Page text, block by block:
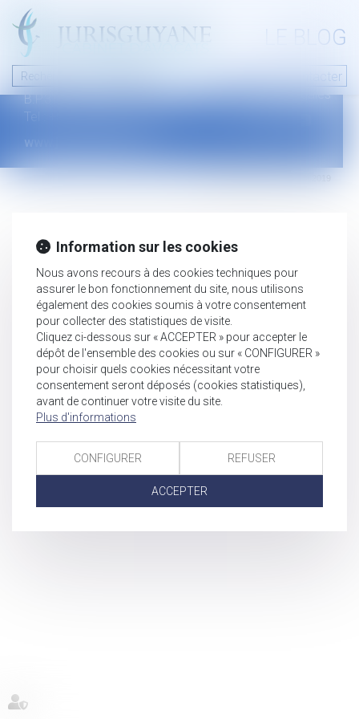
LE BLOG
Nous contacter
46 avenue de la liberté
B.P.315 - 97327 Cayenne Cedex
Tel : +594 594 29 45 35
www.jurisguyane.com
Mentions légales
Information sur les cookies
Nous avons recours à des cookies techniques pour
assurer le bon fonctionnement du site, nous utilisons
également des cookies soumis à votre consentement
pour collecter des statistiques de visite.
Cliquez ci-dessous sur « ACCEPTER » pour accepter le
dépôt de l'ensemble des cookies ou sur « CONFIGURER »
pour choisir quels cookies nécessitant votre
consentement seront déposés (cookies statistiques),
avant de continuer votre visite du site.
Plus d'informations
CONFIGURER REFUSER
ACCEPTER